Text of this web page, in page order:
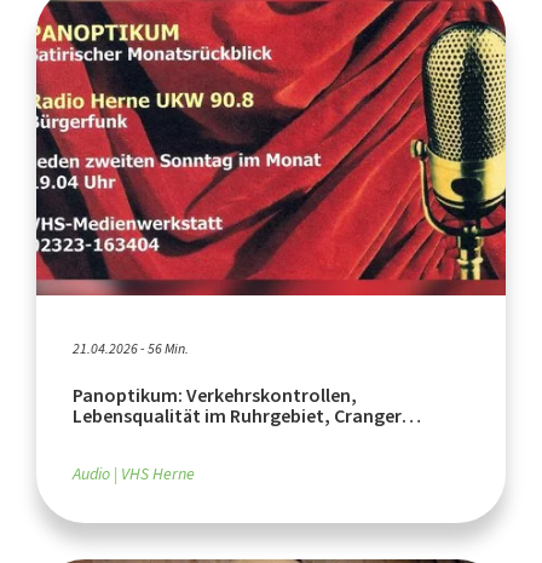
21.04.2026 - 56 Min.
Panoptikum: Verkehrskontrollen,
Lebensqualität im Ruhrgebiet, Cranger
Audio VHS Herne